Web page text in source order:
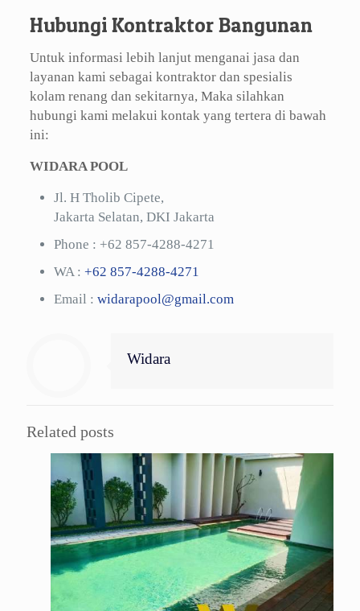
Hubungi Kontraktor Bangunan
Untuk informasi lebih lanjut menganai jasa dan
layanan kami sebagai kontraktor dan spesialis
kolam renang dan sekitarnya, Maka silahkan
hubungi kami melakui kontak yang tertera di bawah
ini:
WIDARA POOL
Jl. H Tholib Cipete,
Jakarta Selatan, DKI Jakarta
Phone : +62 857-4288-4271
WA : +62 857-4288-4271
Email : widarapool@gmail.com
Widara
Related posts